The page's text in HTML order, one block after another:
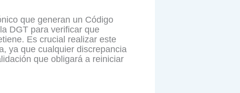
que generan un Código
DGT para verificar que
Es crucial realizar este
ya que cualquier discrepancia
que obligará a reiniciar